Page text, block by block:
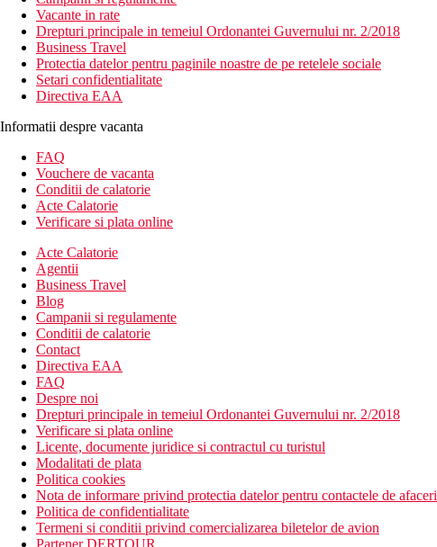
Vacante in rate
Drepturi principale in temeiul Ordonantei Guvernului nr. 2/2018
Business Travel
Protectia datelor pentru paginile noastre de pe retelele sociale
Setari confidentialitate
Directiva EAA
Informatii despre vacanta
FAQ
Vouchere de vacanta
Conditii de calatorie
Acte Calatorie
Verificare si plata online
Acte Calatorie
Agentii
Business Travel
Blog
Campanii si regulamente
Conditii de calatorie
Contact
Directiva EAA
FAQ
Despre noi
Drepturi principale in temeiul Ordonantei Guvernului nr. 2/2018
Verificare si plata online
Licente, documente juridice si contractul cu turistul
Modalitati de plata
Politica cookies
Nota de informare privind protectia datelor pentru contactele de afaceri
Politica de confidentialitate
Termeni si conditii privind comercializarea biletelor de avion